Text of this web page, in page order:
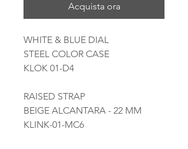
Acquista ora
WHITE & BLUE DIAL
STEEL COLOR CASE
KLOK 01-D4
RAISED STRAP
BEIGE ALCANTARA - 22 MM
KLINK-01-MC6